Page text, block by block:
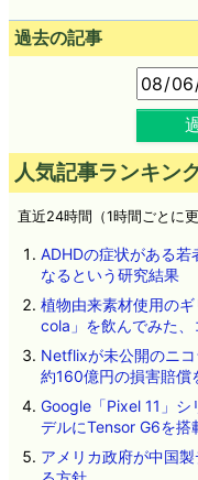
過去の記事
人気記事ランキン
直近24時間（1時間ごとに
ADHDの症状がある
なるという研究結果
植物由来素材使用の
cola」を飲んでみた、
Netflixが未公開のニ
約160億円の損害賠償
Google「Pixel 11」シ
デルにTensor G6を搭
アメリカ政府が中国